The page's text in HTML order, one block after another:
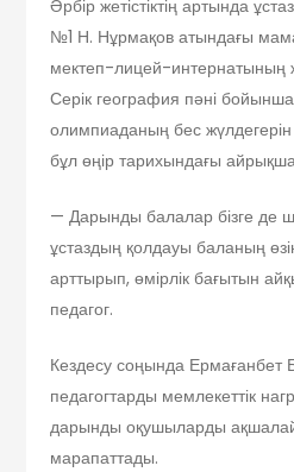
Әрбір жетістіктің артында
№1 Н. Нұрмақов атындағы
мектеп-лицей-интернатының
Серік география пәні
олимпиаданың бес
бұл өңір тарихындағы
— Дарынды балалар бізге де
ұстаздың қолдауы баланың
арттырып, өмірлік бағытын
педагог.
Кездесу соңында Ермағанбет
педагогтарды мемлекеттік
дарынды оқушыларды
марапаттады.